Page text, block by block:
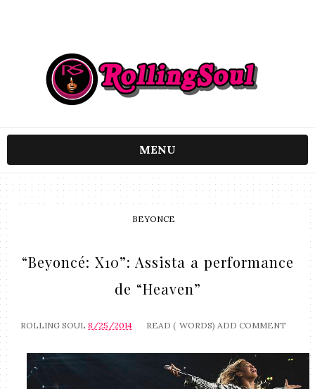
MENU
BEYONCE
“Beyoncé: X10”: Assista a performance
de “Heaven”
ROLLING SOUL 8/25/2014 READ ( WORDS) ADD COMMENT